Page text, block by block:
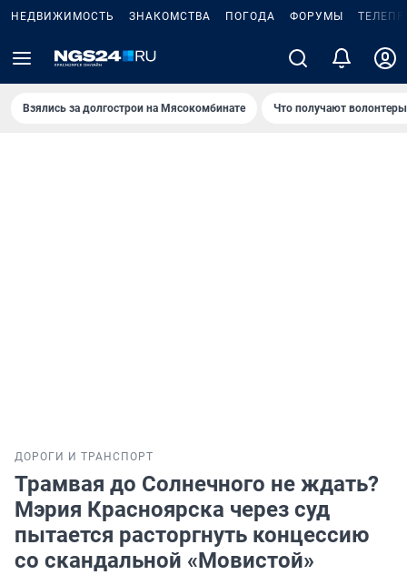
НЕДВИЖИМОСТЬ ЗНАКОМСТВА ПОГОДА ФОРУМЫ
Взялись за долгострои на Мясокомбинате Что получают
ДОРОГИ И ТРАНСПОРТ
Трамвая до Солнечного не ждать?
Мэрия Красноярска через суд
пытается расторгнуть концессию
со скандальной «Мовистой»